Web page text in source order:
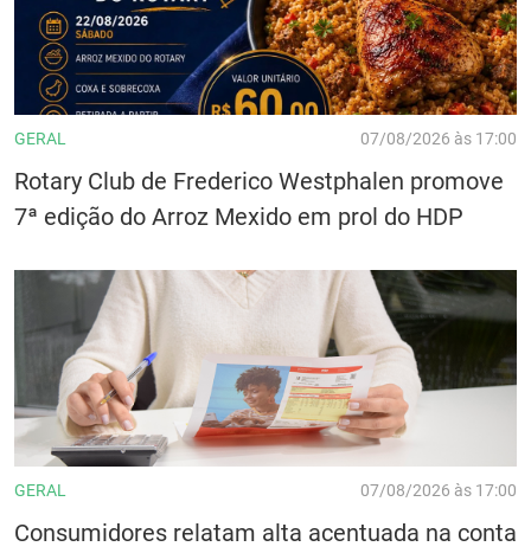
GERAL 07/08/2026 às 17:00
Rotary Club de Frederico Westphalen promove
7ª edição do Arroz Mexido em prol do HDP
GERAL 07/08/2026 às 17:00
Consumidores relatam alta acentuada na conta